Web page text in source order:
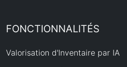
FONCTIONNALITÉS
Valorisation d'Inventaire par IA